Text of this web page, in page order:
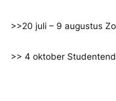
naar
>>20 juli – 9 augustus
>> 4 oktober